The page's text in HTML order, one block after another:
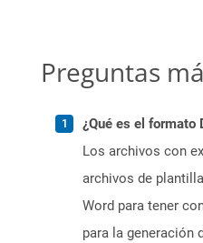
Preguntas
¿Qué es el formato
Los archivos con
archivos de
Word para tener
para la generación